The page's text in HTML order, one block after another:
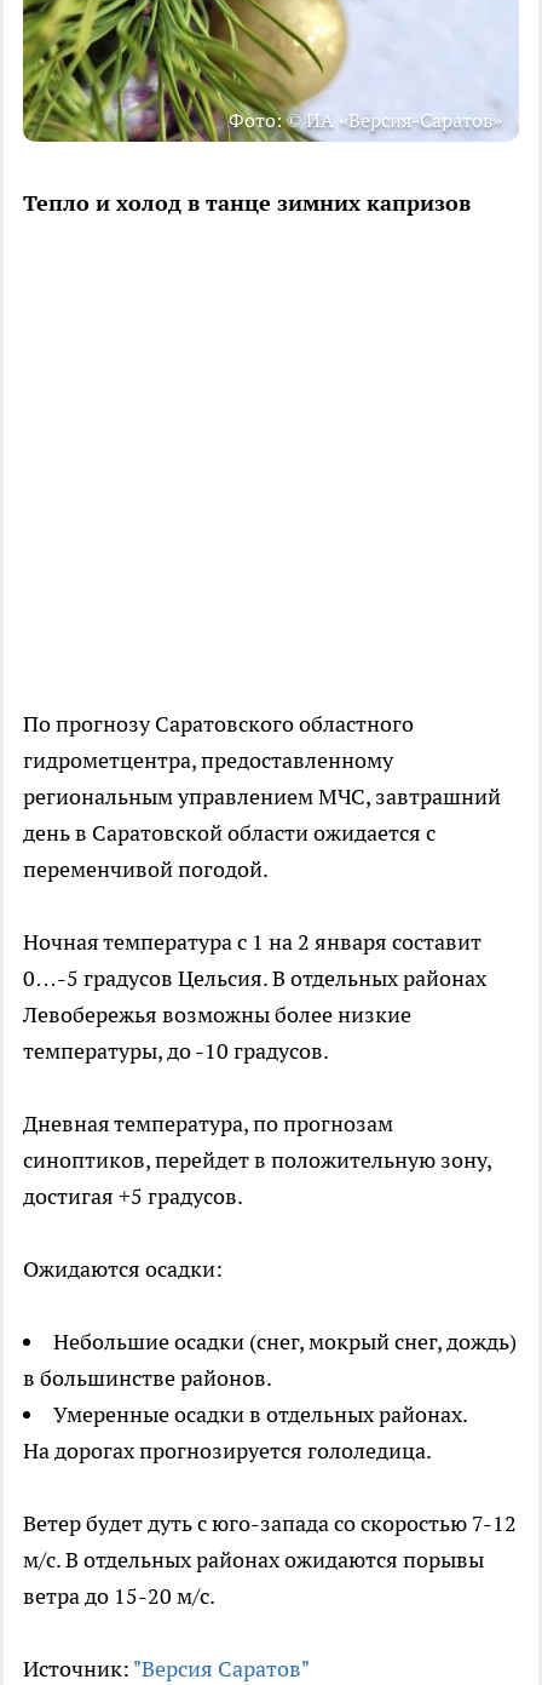
Фото: © ИА «Версия-Саратов»
Тепло и холод в танце зимних капризов
По прогнозу Саратовского областного
гидрометцентра, предоставленному
региональным управлением МЧС, завтрашний
день в Саратовской области ожидается с
переменчивой погодой.
Ночная температура с 1 на 2 января составит
0…-5 градусов Цельсия. В отдельных районах
Левобережья возможны более низкие
температуры, до -10 градусов.
Дневная температура, по прогнозам
синоптиков, перейдет в положительную зону,
достигая +5 градусов.
Ожидаются осадки:
Небольшие осадки (снег, мокрый снег, дождь)
в большинстве районов.
Умеренные осадки в отдельных районах.
На дорогах прогнозируется гололедица.
Ветер будет дуть с юго-запада со скоростью 7-12
м/с. В отдельных районах ожидаются порывы
ветра до 15-20 м/с.
Источник: "Версия Саратов"